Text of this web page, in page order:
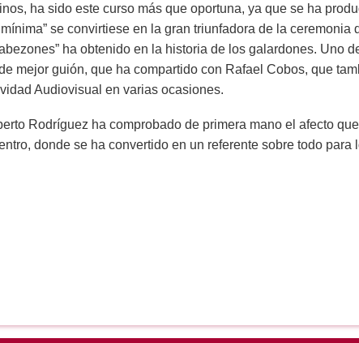
ha sido este curso más que oportuna, ya que se ha
se convirtiese en la gran triunfadora de la ceremonia
ha obtenido en la historia de los galardones. Uno
mejor guión, que ha compartido con Rafael Cobos, que
Audiovisual en varias ocasiones.
Rodríguez ha comprobado de primera mano el afecto
donde se ha convertido en un referente sobre todo para